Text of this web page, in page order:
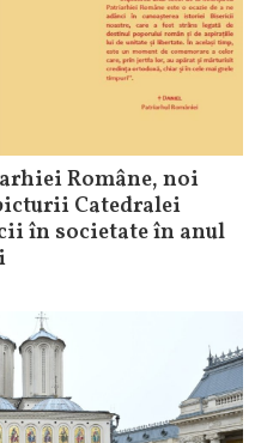
Române, noi
Catedralei
în societate în anul